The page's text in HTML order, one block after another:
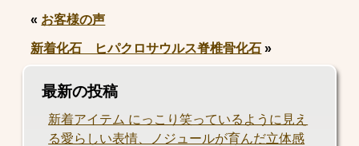
« お客様の声
新着化石 ヒパクロサウルス脊椎骨化石 »
最新の投稿
新着アイテム にっこり笑っているように見え
る愛らしい表情、ノジュールが育んだ立体感